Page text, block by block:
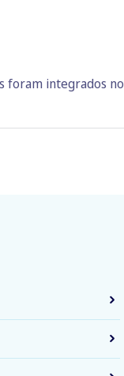
foram integrados no